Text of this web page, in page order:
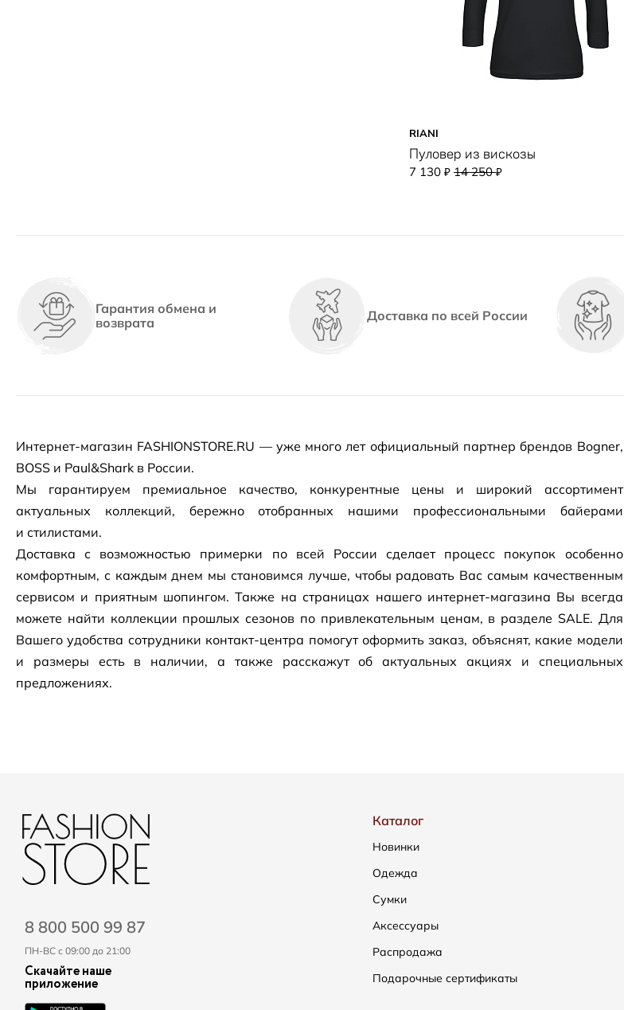
RIANI
Пуловер из вискозы
7 130 ₽ 14 250₽
Гарантия обмена и
возврата
Доставка по всей России
Интернет-магазин FASHIONSTORE.RU — уже много лет официальный партнер брендов Bogner,
BOSS и Paul&Shark в России.
Мы гарантируем премиальное качество, конкурентные цены и широкий ассортимент
актуальных коллекций, бережно отобранных нашими профессиональными байерами
и стилистами.
Доставка с возможностью примерки по всей России сделает процесс покупок особенно
комфортным, с каждым днем мы становимся лучше, чтобы радовать Вас самым качественным
сервисом и приятным шопингом. Также на страницах нашего интернет-магазина Вы всегда
можете найти коллекции прошлых сезонов по привлекательным ценам, в разделе SALE. Для
Вашего удобства сотрудники контакт-центра помогут оформить заказ, объяснят, какие модели
и размеры есть в наличии, а также расскажут об актуальных акциях и специальных
предложениях.
8 800 500 99 87
ПН-ВС с 09:00 до 21:00
Скачайте наше
приложение
Каталог
Новинки
Одежда
Сумки
Аксессуары
Распродажа
Подарочные сертификаты